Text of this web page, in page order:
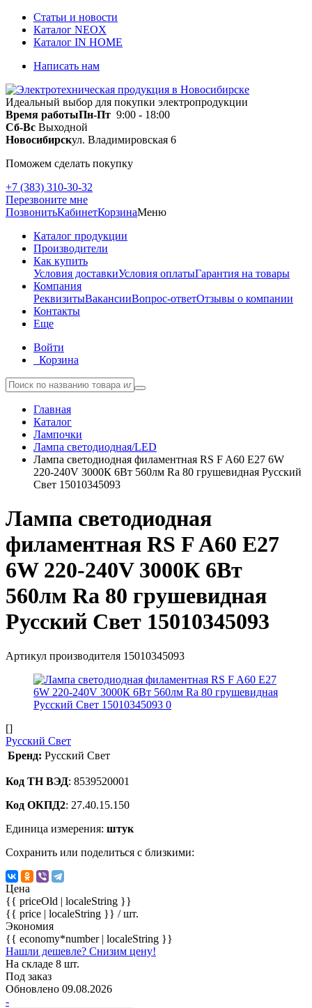
Статьи и новости
Каталог NEOX
Каталог IN HOME
Написать нам
Идеальный выбор для покупки электропродукции
Время работыПн-Пт 9:00 - 18:00
Сб-Вс Выходной
Новосибирскул. Владимировская 6
Поможем сделать покупку
+7 (383) 310-30-32
Перезвоните мне
ПозвонитьКабинетКорзинаМеню
Каталог продукции
Производители
Как купить
Условия доставкиУсловия оплатыГарантия на товары
Компания
РеквизитыВакансииВопрос-ответОтзывы о компании
Контакты
Еще
Войти
Корзина
Главная
Каталог
Лампочки
Лампа светодиодная/LED
Лампа светодиодная филаментная RS F A60 E27 6W
220-240V 3000К 6Вт 560лм Ra 80 грушевидная Русский
Свет 15010345093
Лампа светодиодная
филаментная RS F A60 E27
6W 220-240V 3000К 6Вт
560лм Ra 80 грушевидная
Русский Свет 15010345093
Артикул производителя 15010345093
[]
Русский Свет
Бренд: Русский Свет
Код ТН ВЭД: 8539520001
Код ОКПД2: 27.40.15.150
Единица измерения: штук
Сохранить или поделиться с близкими:
Цена
{{ priceOld | localeString }}
{{ price | localeString }} / шт.
Экономия
{{ economy*number | localeString }}
Нашли дешевле? Снизим цену!
На складе 8 шт.
Под заказ
Обновлено 09.08.2026
-